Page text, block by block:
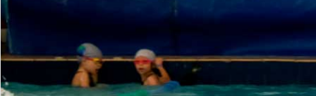
Entre em Contato